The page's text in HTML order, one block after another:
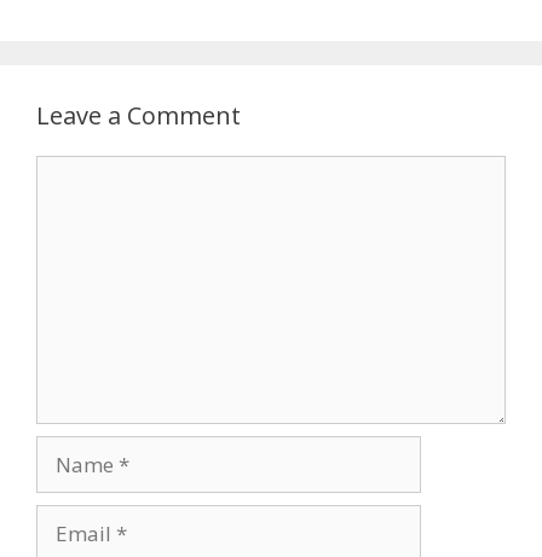
Leave a Comment